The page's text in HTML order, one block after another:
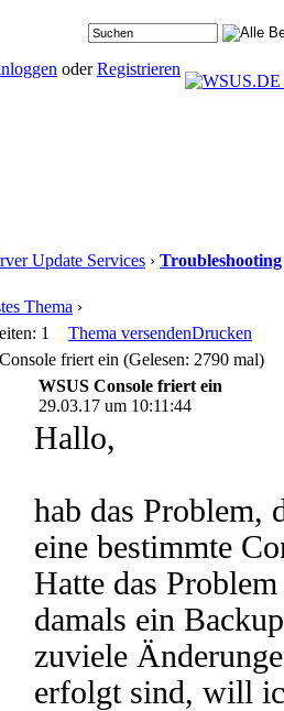
oderRegistrieren
Update Services › Troubleshooting
Thema ›
1
Thema versendenDrucken
friert ein (Gelesen: 2790 mal)
WSUS Console friert ein
29.03.17 um 10:11:44
Hallo,
hab das Problem,
eine bestimmte
Hatte das
damals ein
zuviele
erfolgt sind, will